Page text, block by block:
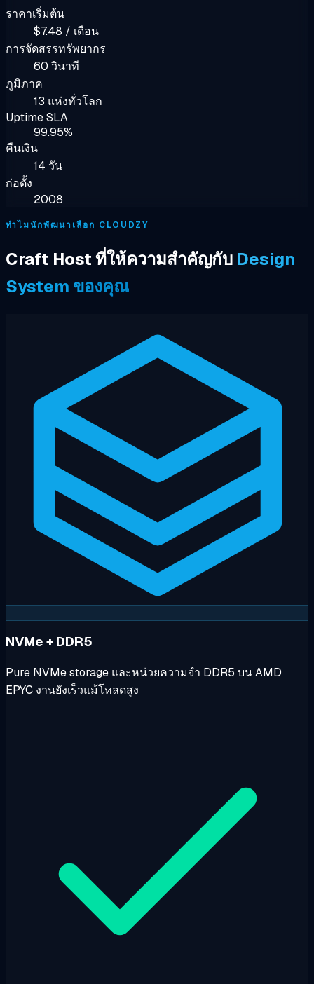
ราคาเริ่มต้น
$7.48 / เดือน
การจัดสรรทรัพยากร
60 วินาที
ภูมิภาค
13 แห่งทั่วโลก
Uptime SLA
99.95%
คืนเงิน
14 วัน
ก่อตั้ง
2008
ทำไมนักพัฒนาเลือก CLOUDZY
Craft Host ที่ให้ความสำคัญกับ Design
System ของคุณ
NVMe + DDR5
Pure NVMe storage และหน่วยความจำ DDR5 บน AMD
EPYC งานยังเร็วแม้โหลดสูง